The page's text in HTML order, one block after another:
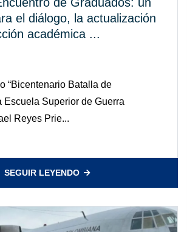
el diálogo, la actualización
académica ...
“Bicentenario Batalla de
Escuela Superior de Guerra
Reyes Prie...
SEGUIR LEYENDO